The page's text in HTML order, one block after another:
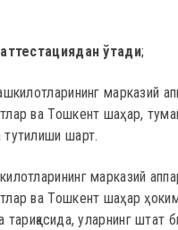
аттестациядан ўтади;
марказий
ва Тошкент шаҳар,
тутилиши шарт.
марказий
ва Тошкент шаҳар
тариқасида, уларнинг